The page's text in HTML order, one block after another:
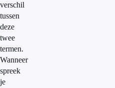
verschil
tussen
deze
twee
termen.
Wanneer
spreek
je